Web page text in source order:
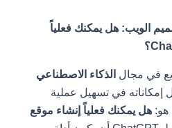
الويب: هل يمكنك فعلياً
في مجالالذكاء الاصطناعي
في تسهيل عملية
هل يمكنك فعلياً إنشاء موقع